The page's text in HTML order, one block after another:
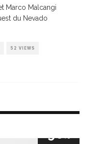
Marco Malcangi
du Nevado
52 VIEWS
90%